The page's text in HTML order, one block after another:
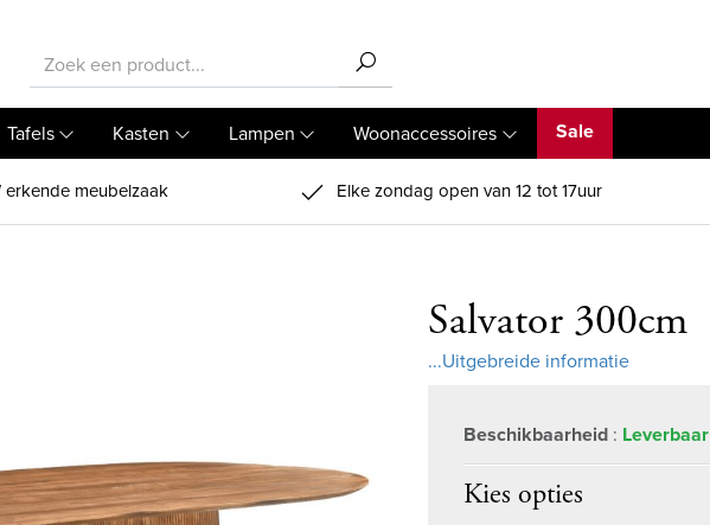
Tafels Kasten Lampen Woonaccessoires Sale
erkende meubelzaak Elke zondag open van 12 tot 17uur
Salvator 300cm
...Uitgebreide informatie
Beschikbaarheid : Leverbaar
Kies opties